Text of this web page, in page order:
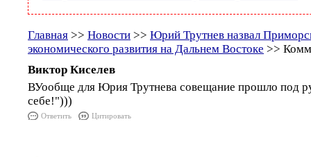
Главная >> Новости >> Юрий Трутнев назвал
экономического развития на Дальнем Востоке >>
Виктор Киселев
ВУообще для Юрия Трутнева совещание прошло под
себе!")))
Ответить Цитировать